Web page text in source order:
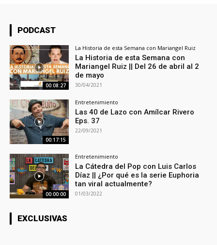
PODCAST
00:08:27
La Historia de esta Semana con Mariangel Ruiz
La Historia de esta Semana con
Mariangel Ruiz || Del 26 de abril al 2
de mayo
30/04/2021
00:17:15
Entretenimiento
Las 40 de Lazo con Amílcar Rivero
Eps. 37
22/09/2021
00:00:00
Entretenimiento
La Cátedra del Pop con Luis Carlos
Díaz || ¿Por qué es la serie Euphoria
tan viral actualmente?
01/03/2022
EXCLUSIVAS